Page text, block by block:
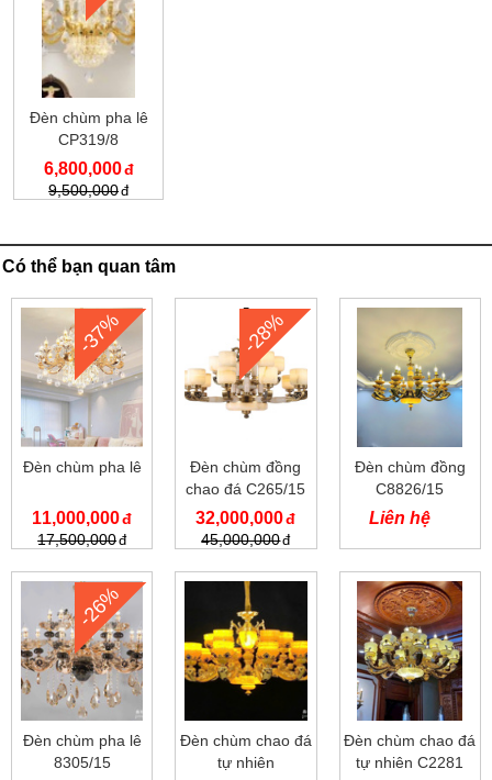
Đèn chùm pha lê
CP319/8
6,800,000
9,500,000
Có thể bạn quan tâm
-37%
Đèn chùm pha lê
11,000,000
17,500,000
-28%
Đèn chùm đồng
chao đá C265/15
32,000,000
45,000,000
Đèn chùm đồng
C8826/15
Liên hệ
-26%
Đèn chùm pha lê
8305/15
Đèn chùm chao đá
tự nhiên
Đèn chùm chao đá
tự nhiên C2281